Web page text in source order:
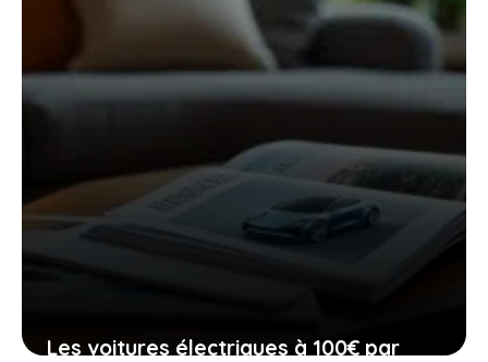
Les voitures électriques à 100€ par